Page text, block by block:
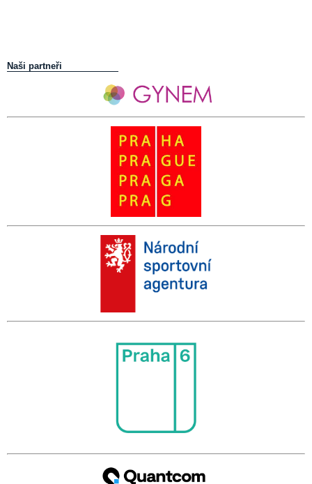
Naši partneři